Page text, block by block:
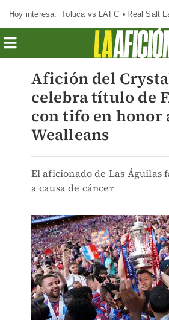
Hoy interesa: Toluca vs LAFC Real Salt
Afición del
celebra título de
con tifo en honor
Wealleans
El aficionado de Las Águilas
a causa de cáncer